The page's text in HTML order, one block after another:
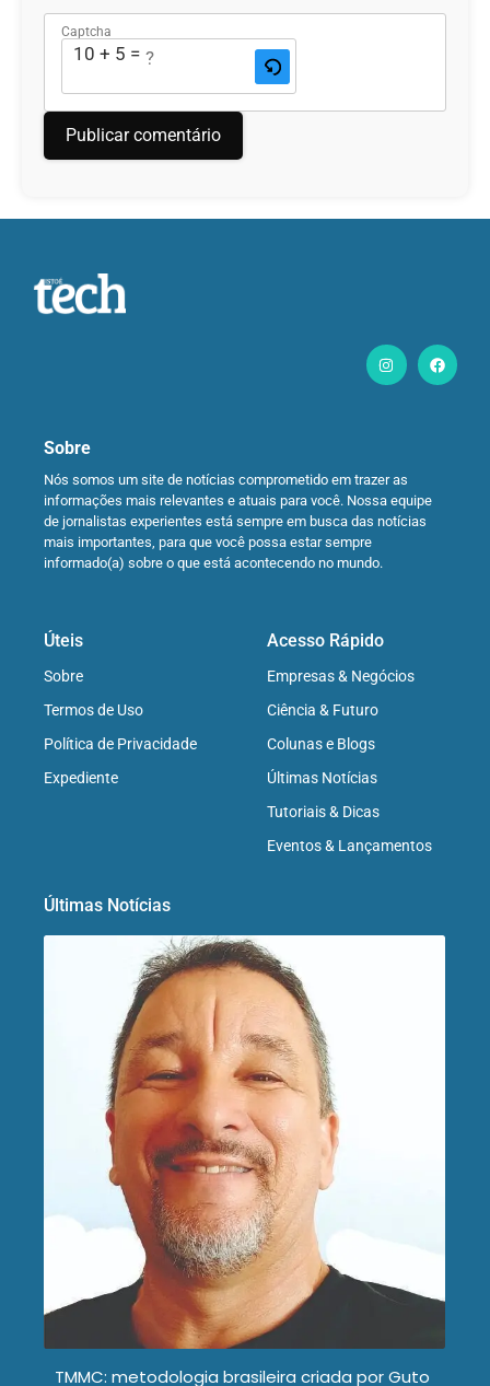
Captcha
10 + 5 = ?
Sobre
Nós somos um site de notícias comprometido em trazer as
informações mais relevantes e atuais para você. Nossa equipe
de jornalistas experientes está sempre em busca das notícias
mais importantes, para que você possa estar sempre
informado(a) sobre o que está acontecendo no mundo.
Úteis
Sobre
Termos de Uso
Política de Privacidade
Expediente
Acesso Rápido
Empresas & Negócios
Ciência & Futuro
Colunas e Blogs
Últimas Notícias
Tutoriais & Dicas
Eventos & Lançamentos
Últimas Notícias
TMMC: metodologia brasileira criada por Guto